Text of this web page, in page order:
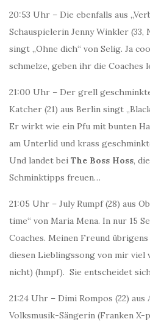
20:53 Uhr – Die ebenfalls aus
Schauspielerin Jenny Winkler (33,
singt „Ohne dich“ von Selig. Ja
schmelze, geben ihr die Coaches
21:00 Uhr – Der grell
Katcher (21) aus Berlin singt
Er wirkt wie ein Pfu mit bunten
am Unterlid und krass
Und landet bei The Boss Hoss,
Schminktipps freuen…
21:05 Uhr – July Rumpf (28) aus
time“ von Maria Mena. In nur 15
Coaches. Meinen Freund
diesen Lieblingssong von mir
nicht) (hmpf). Sie entscheidet
21:24 Uhr – Dimi Rompos (22)
Volksmusik-Sängerin (Franken X-